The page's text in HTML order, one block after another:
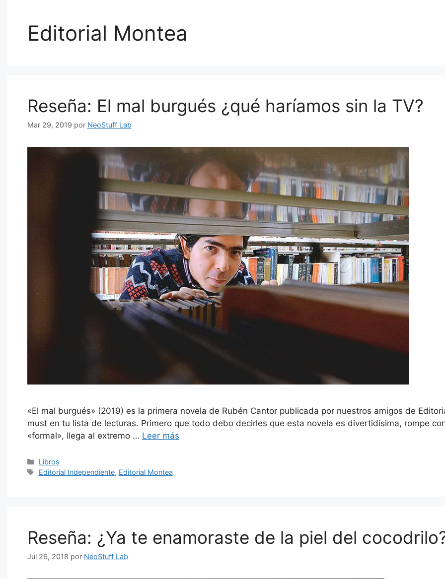
Editorial Montea
Reseña: El mal burgués ¿qué haríamos sin la TV?
Mar 29, 2019 por NeoStuff Lab
«El mal burgués» (2019) es la primera novela de Rubén Cantor publicada por nuestros amigos de
must en tu lista de lecturas. Primero que todo debo decirles que esta novela es divertidísima, rompe
«formal», llega al extremo … Leer más
Categorías
Libros
Etiquetas
Editorial Independiente, Editorial Montea
Reseña: ¿Ya te enamoraste de la piel del
Jul 26, 2018 por NeoStuff Lab